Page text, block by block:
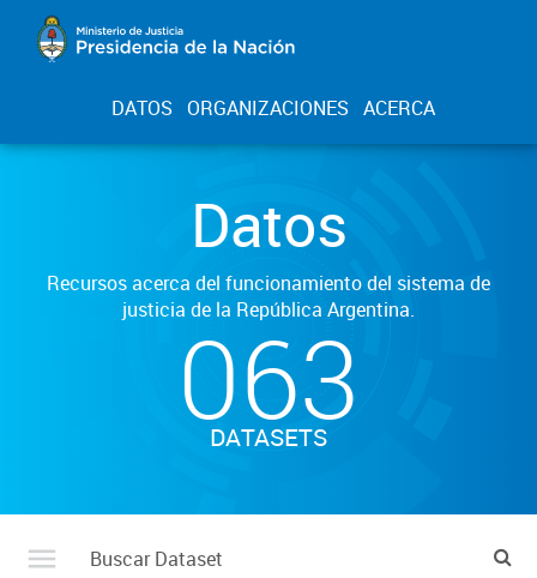
DATOS ORGANIZACIONES ACERCA
Datos
Recursos acerca del funcionamiento del sistema de
justicia de la República Argentina.
063
DATASETS